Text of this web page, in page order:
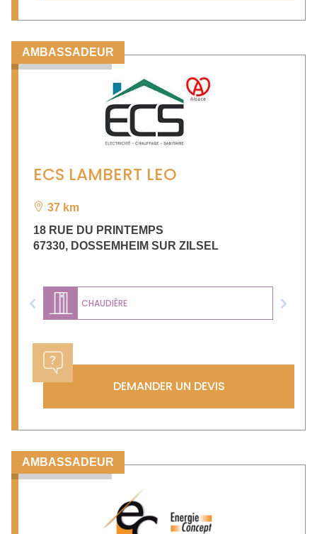
AMBASSADEUR
ECS LAMBERT LEO
37 km
18 RUE DU PRINTEMPS
67330, DOSSEMHEIM SUR ZILSEL
CHAUDIÈRE
Previous Next
DEMANDER UN DEVIS
AMBASSADEUR